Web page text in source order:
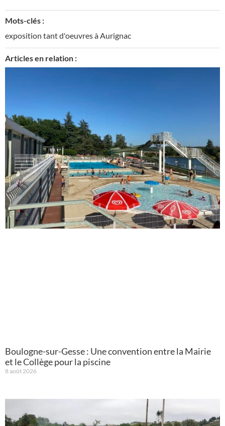
Mots-clés :
exposition tant d'oeuvres à Aurignac
Articles en relation :
Boulogne-sur-Gesse : Une convention entre la Mairie
et le Collège pour la piscine
8 août 2026